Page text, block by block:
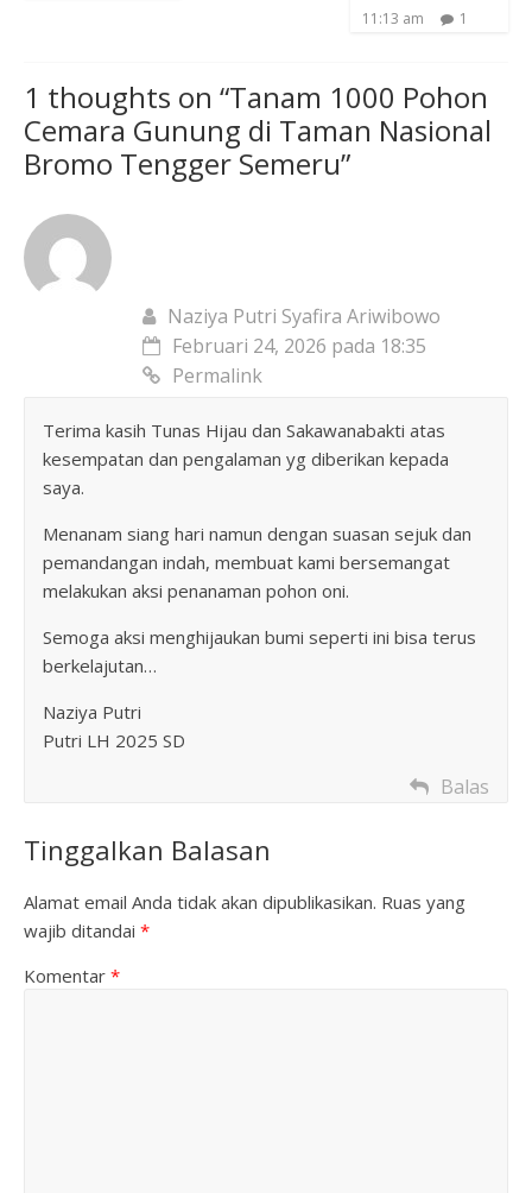
11:13 am
1
1 thoughts on “Tanam 1000 Pohon
Cemara Gunung di Taman Nasional
Bromo Tengger Semeru”
Naziya Putri Syafira Ariwibowo
Februari 24, 2026 pada 18:35
Permalink
Terima kasih Tunas Hijau dan Sakawanabakti atas
kesempatan dan pengalaman yg diberikan kepada
saya.
Menanam siang hari namun dengan suasan sejuk dan
pemandangan indah, membuat kami bersemangat
melakukan aksi penanaman pohon oni.
Semoga aksi menghijaukan bumi seperti ini bisa terus
berkelajutan…
Naziya Putri
Putri LH 2025 SD
Balas
Tinggalkan Balasan
Alamat email Anda tidak akan dipublikasikan. Ruas yang
wajib ditandai *
Komentar *